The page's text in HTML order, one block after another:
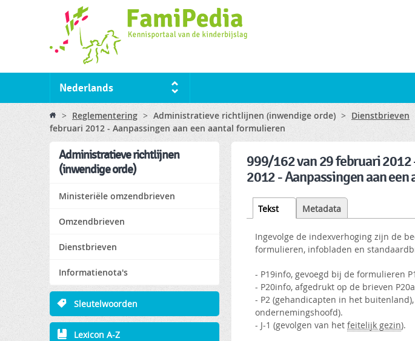
Nederlands
You are here
> Reglementering > Administratieve richtlijnen (inwendige orde) > Dienstbrieven
februari 2012 - Aanpassingen aan een aantal formulieren
Administratieve richtlijnen
(inwendige orde)
Ministeriële omzendbrieven
Omzendbrieven
Dienstbrieven
Informatienota's
Sleutelwoorden
Lexicon A-Z
999/162 van 29 februari
2012 - Aanpassingen aan
Tabs
Tekst(activeMetadata
Ingevolge de indexverhoging zijn de
formulieren, infobladen en
- P19info, gevoegd bij de formulieren
- P20info, afgedrukt op de brieven
- P2 (gehandicapten in het
ondernemingshoofd).
- J-1 (gevolgen van het feitelijk gezin).